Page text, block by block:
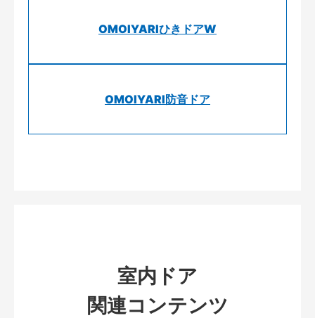
OMOIYARIひきドアW
OMOIYARI防音ドア
室内ドア
関連コンテンツ